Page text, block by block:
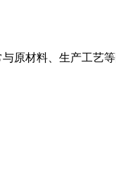
、生产工艺等因素